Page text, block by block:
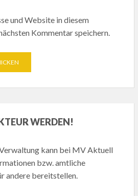
und Website in diesem
Kommentar speichern.
WERDEN!
kann bei MV Aktuell
bzw. amtliche
andere bereitstellen.